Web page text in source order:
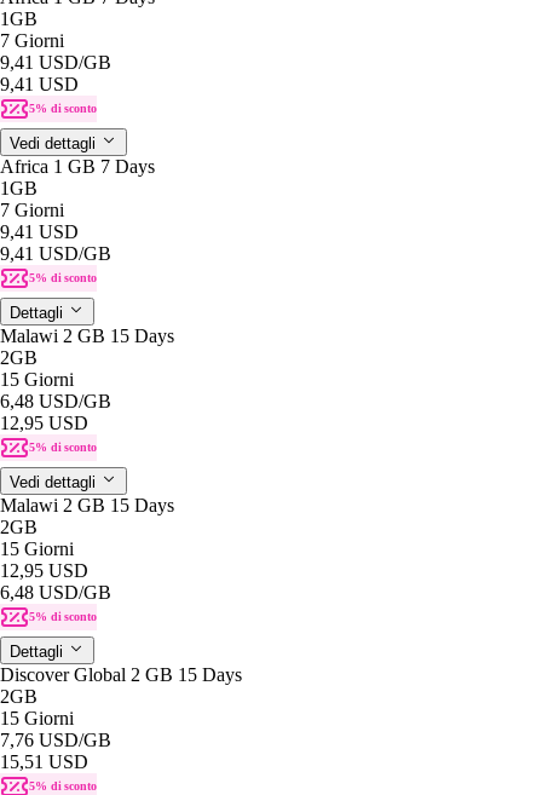
1GB
7 Giorni
9,41 USD/GB
9,41 USD
5% di sconto
Vedi dettagli
Africa 1 GB 7 Days
1GB
7 Giorni
9,41 USD
9,41 USD/GB
5% di sconto
Dettagli
Malawi 2 GB 15 Days
2GB
15 Giorni
6,48 USD/GB
12,95 USD
5% di sconto
Vedi dettagli
Malawi 2 GB 15 Days
2GB
15 Giorni
12,95 USD
6,48 USD/GB
5% di sconto
Dettagli
Discover Global 2 GB 15 Days
2GB
15 Giorni
7,76 USD/GB
15,51 USD
5% di sconto